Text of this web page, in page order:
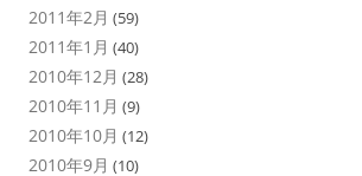
2011年2月 (59)
2011年1月 (40)
2010年12月 (28)
2010年11月 (9)
2010年10月 (12)
2010年9月 (10)